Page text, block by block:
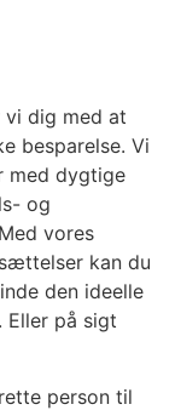
dig med at
besparelse. Vi
med dygtige
og
vores
kan du
den ideelle
Eller på sigt
person til